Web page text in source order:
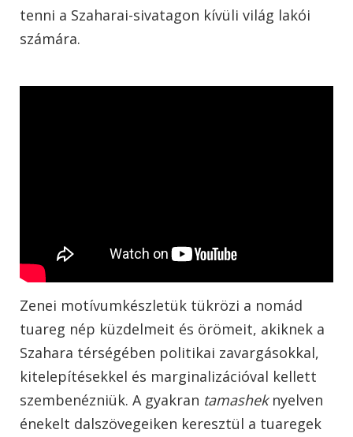
tenni a Szaharai-sivatagon kívüli világ lakói
számára.
Zenei motívumkészletük tükrözi a nomád
tuareg nép küzdelmeit és örömeit, akiknek a
Szahara térségében politikai zavargásokkal,
kitelepítésekkel és marginalizációval kellett
szembenézniük. A gyakran tamasheknyelven
énekelt dalszövegeiken keresztül a tuaregek